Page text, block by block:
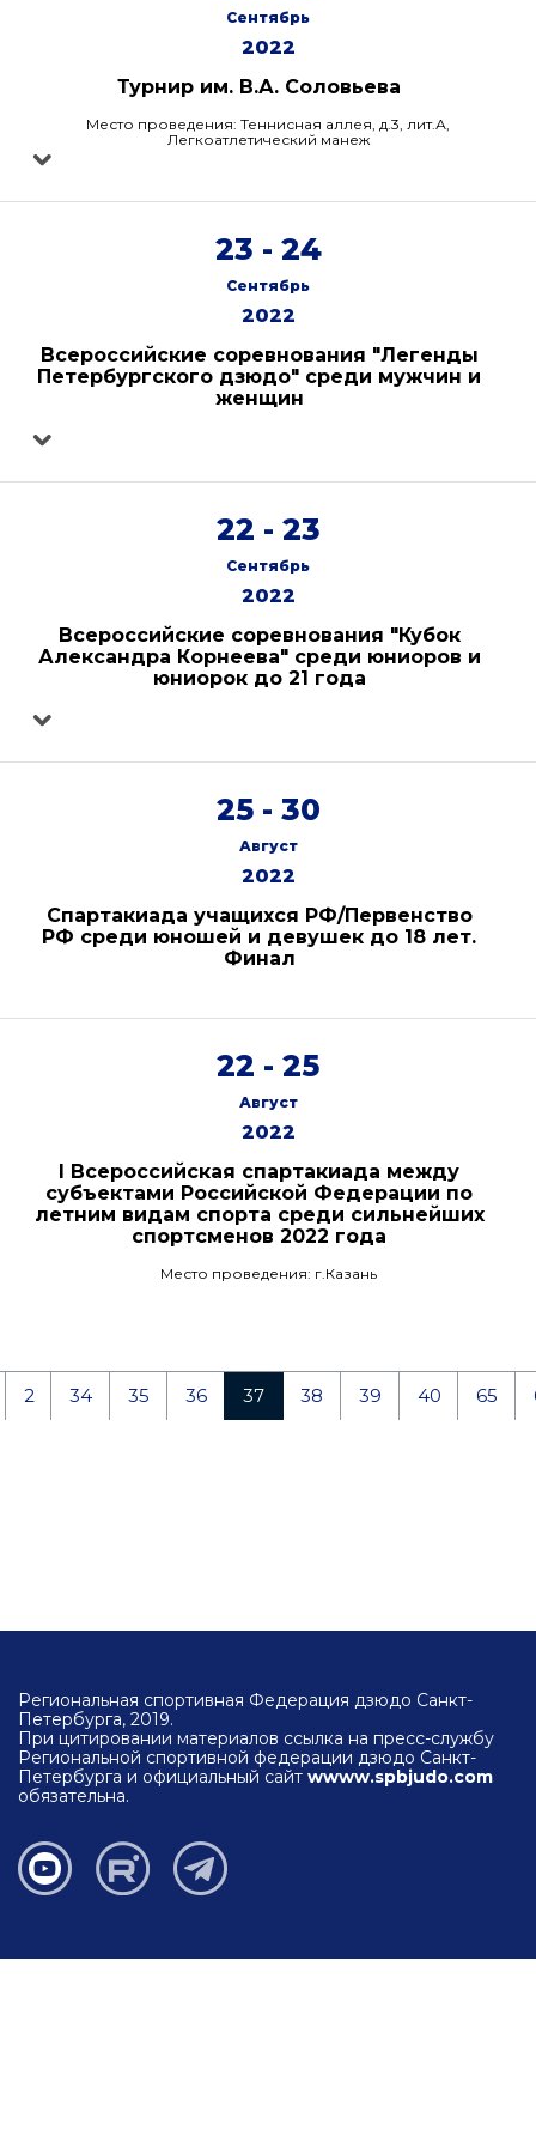
Сентябрь
2022
Турнир им. В.А. Соловьева
Место проведения: Теннисная аллея, д.3, лит.А,
Легкоатлетический манеж
23 - 24
Сентябрь
2022
Всероссийские соревнования "Легенды
Петербургского дзюдо" среди мужчин и
женщин
22 - 23
Сентябрь
2022
Всероссийские соревнования "Кубок
Александра Корнеева" среди юниоров и
юниорок до 21 года
25 - 30
Август
2022
Спартакиада учащихся РФ/Первенство
РФ среди юношей и девушек до 18 лет.
Финал
22 - 25
Август
2022
I Всероссийская спартакиада между
субъектами Российской Федерации по
летним видам спорта среди сильнейших
спортсменов 2022 года
Место проведения: г.Казань
2 34 35 36 37 38 39 40 65
Региональная спортивная Федерация дзюдо Санкт-
Петербурга, 2019.
При цитировании материалов ссылка на пресс-службу
Региональной спортивной федерации дзюдо Санкт-
Петербурга и официальный сайт wwww.spbjudo.com
обязательна.